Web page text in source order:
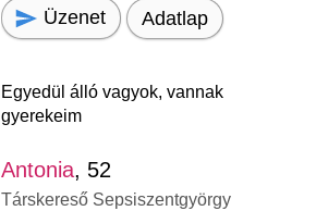
Üzenet Adatlap
Egyedül álló vagyok, vannak
gyerekeim
Antonia, 52
Társkereső Sepsiszentgyörgy